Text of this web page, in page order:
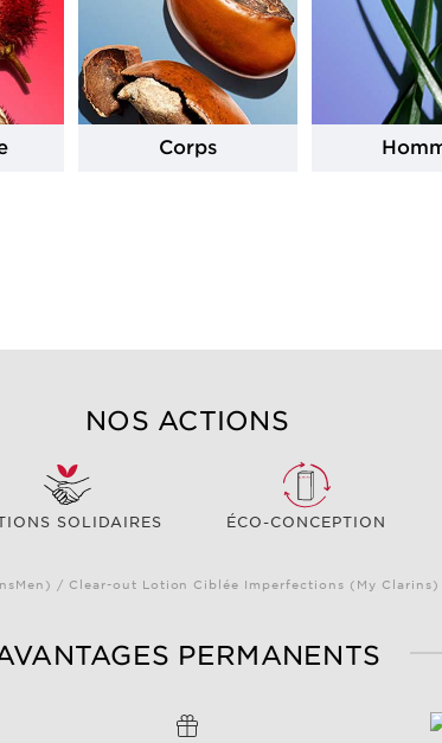
Corps
NOS ACTIONS
SOLIDAIRES ÉCO-CONCEPTION
/ Clear-out Lotion Ciblée Imperfections (My
PERMANENTS